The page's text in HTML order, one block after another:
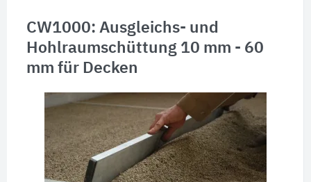
CW1000: Ausgleichs- und
Hohlraumschüttung 10 mm - 60
mm für Decken